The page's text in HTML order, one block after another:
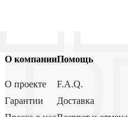
О компании
О проекте
Гарантии
Помощь
F.A.Q.
Доставка